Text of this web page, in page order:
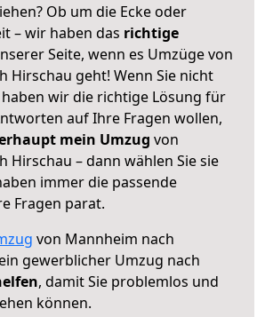
Ob um die Ecke oder
– wir haben das richtige
Seite, wenn es Umzüge von
Hirschau geht! Wenn Sie nicht
wir die richtige Lösung für
auf Ihre Fragen wollen,
mein Umzug von
Hirschau – dann wählen Sie sie
immer die passende
Fragen parat.
von Mannheim nach
gewerblicher Umzug nach
, damit Sie problemlos und
können.